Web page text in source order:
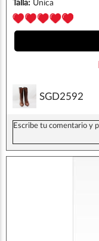
Talla: Única
SGD2592